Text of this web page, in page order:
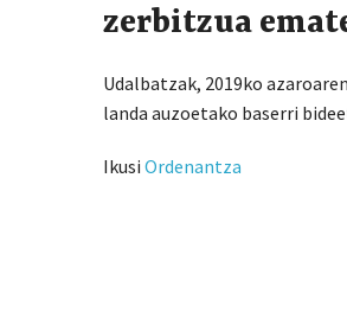
zerbitzua
Udalbatzak, 2019ko
landa auzoetako baserri
Ikusi Ordenantza